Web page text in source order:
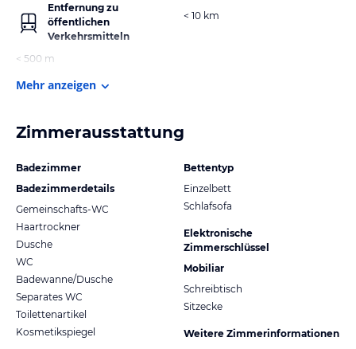
Entfernung zu
öffentlichen
Verkehrsmitteln
< 500 m
< 10 km
Mehr anzeigen
Zimmerausstattung
Badezimmer
Badezimmerdetails
Gemeinschafts-WC
Haartrockner
Dusche
WC
Badewanne/Dusche
Separates WC
Toilettenartikel
Kosmetikspiegel
Bettentyp
Einzelbett
Schlafsofa
Elektronische
Zimmerschlüssel
Mobiliar
Schreibtisch
Sitzecke
Weitere Zimmerinformationen